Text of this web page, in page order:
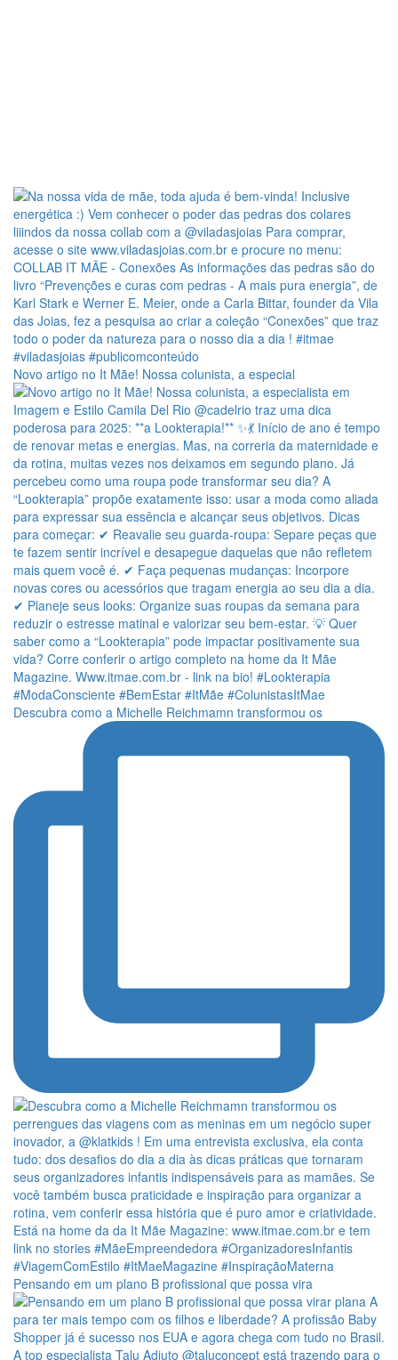
Novo artigo no It Mãe! Nossa colunista, a especial
Descubra como a Michelle Reichmamn transformou os
Pensando em um plano B profissional que possa vira